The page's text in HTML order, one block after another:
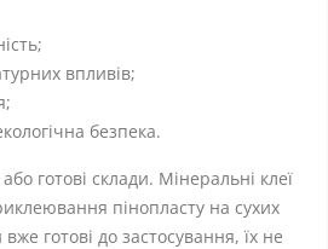
впливів;
безпека.
готові склади. Мінеральні клеї
пінопласту на сухих
готові до застосування, їх не